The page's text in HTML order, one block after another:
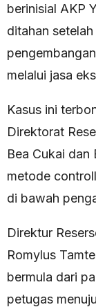
berinisial AKP
ditahan
melalui jasa
Kasus ini
Direktorat
Bea Cukai dan
metode
di bawah
Direktur
Romylus
bermula dari
petugas